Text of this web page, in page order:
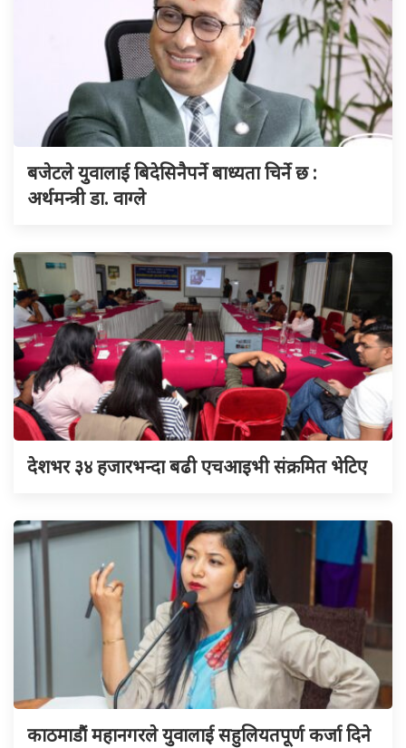
बजेटले युवालाई बिदेसिनैपर्ने बाध्यता चिर्ने छ :
अर्थमन्त्री डा. वाग्ले
देशभर ३४ हजारभन्दा बढी एचआइभी संक्रमित भेटिए
काठमाडौं महानगरले युवालाई सहुलियतपूर्ण कर्जा दिने